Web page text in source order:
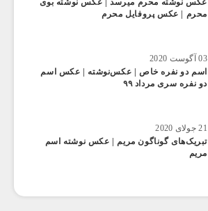
محرم | عکس پروفایل محرم
03 آگوست 2020
اسم دو نفره خاص | عکس‌نوشته | عکس اسم
دو نفره سری مرداد ۹۹
21 جولای 2020
تبریک‌های گوناگون مریم | عکس نوشته اسم
مریم